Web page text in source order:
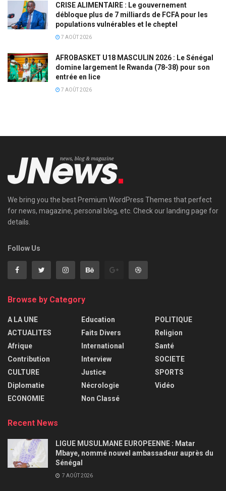
CRISE ALIMENTAIRE : Le gouvernement
débloque plus de 7 milliards de FCFA pour les
populations vulnérables et le cheptel
7 AOÛT 2026
AFROBASKET U18 MASCULIN 2026 : Le Sénégal
domine largement le Rwanda (78-38) pour son
entrée en lice
7 AOÛT 2026
We bring you the best Premium WordPress Themes that perfect
for news, magazine, personal blog, etc. Check our landing page for
details.
Follow Us
Browse by Category
A LA UNE
ACTUALITES
Afrique
Contribution
CULTURE
Diplomatie
ECONOMIE
Education
Faits Divers
International
Interview
Justice
Nécrologie
Non Classé
POLITIQUE
Religion
Santé
SOCIETE
SPORTS
Vidéo
Recent News
LIGUE MUSULMANE EUROPEENNE : Matar
Mbaye, nommé nouvel ambassadeur auprès du
Sénégal
7 AOÛT 2026